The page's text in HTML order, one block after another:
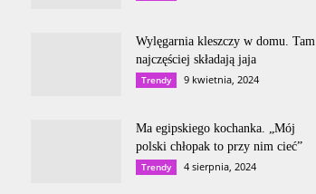
Wylęgarnia kleszczy w domu. Tam
najczęściej składają jaja
Trendy 9 kwietnia, 2024
Ma egipskiego kochanka. „Mój
polski chłopak to przy nim cieć”
Trendy 4 sierpnia, 2024